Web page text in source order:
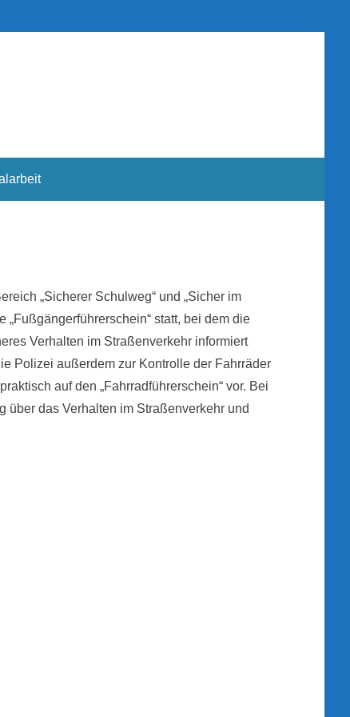
„Sicherer Schulweg“ und „Sicher im
„Fußgängerführerschein“ statt, bei dem die
Verhalten im Straßenverkehr informiert
Polizei außerdem zur Kontrolle der Fahrräder
auf den „Fahrradführerschein“ vor. Bei
das Verhalten im Straßenverkehr und